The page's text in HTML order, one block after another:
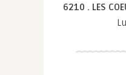
6210 . LES